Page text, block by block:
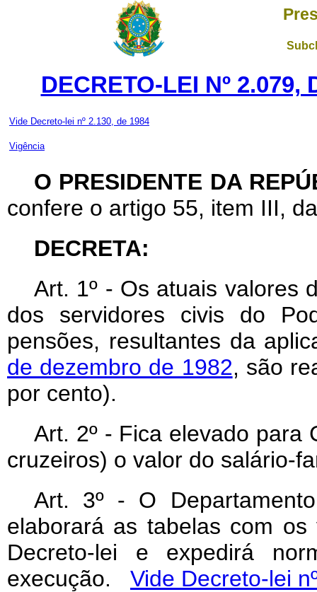
DECRETO-LEI Nº 2.079,
Vide Decreto-lei nº 2.130, de 1984
Vigência
O PRESIDENTE DA
confere o artigo 55, item III,
DECRETA:
Art. 1º - Os atuais valores
dos servidores civis do
pensões, resultantes da
de dezembro de 1982, são
por cento).
Art. 2º - Fica elevado para
cruzeiros) o valor do salário-
Art. 3º - O
elaborará as tabelas com
Decreto-lei e expedirá
execução. Vide Decreto-lei